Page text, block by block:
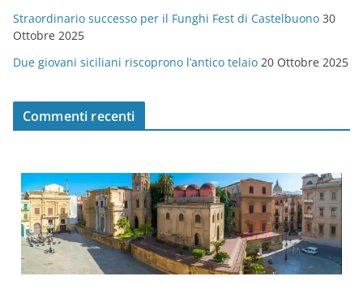
Straordinario successo per il Funghi Fest di Castelbuono 30
Ottobre 2025
Due giovani siciliani riscoprono l’antico telaio 20 Ottobre 2025
Commenti recenti